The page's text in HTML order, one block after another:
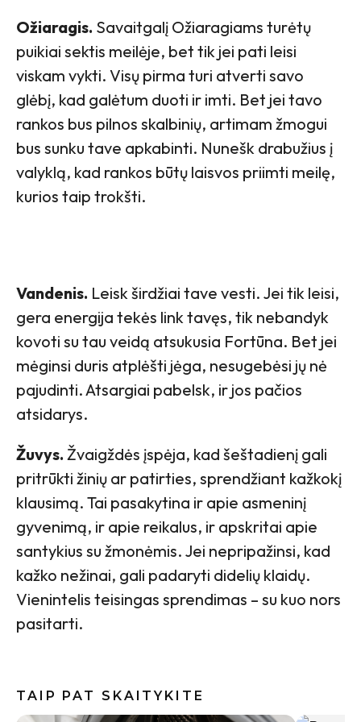
Ožiaragis. Savaitgalį Ožiaragiams turėtų
puikiai sektis meilėje, bet tik jei pati leisi
viskam vykti. Visų pirma turi atverti savo
glėbį, kad galėtum duoti ir imti. Bet jei tavo
rankos bus pilnos skalbinių, artimam žmogui
bus sunku tave apkabinti. Nunešk drabužius į
valyklą, kad rankos būtų laisvos priimti meilę,
kurios taip trokšti.
Vandenis. Leisk širdžiai tave vesti. Jei tik leisi,
gera energija tekės link tavęs, tik nebandyk
kovoti su tau veidą atsukusia Fortūna. Bet jei
mėginsi duris atplėšti jėga, nesugebėsi jų nė
pajudinti. Atsargiai pabelsk, ir jos pačios
atsidarys.
Žuvys. Žvaigždės įspėja, kad šeštadienį gali
pritrūkti žinių ar patirties, sprendžiant kažkokį
klausimą. Tai pasakytina ir apie asmeninį
gyvenimą, ir apie reikalus, ir apskritai apie
santykius su žmonėmis. Jei nepripažinsi, kad
kažko nežinai, gali padaryti didelių klaidų.
Vienintelis teisingas sprendimas – su kuo nors
pasitarti.
TAIP PAT SKAITYKITE